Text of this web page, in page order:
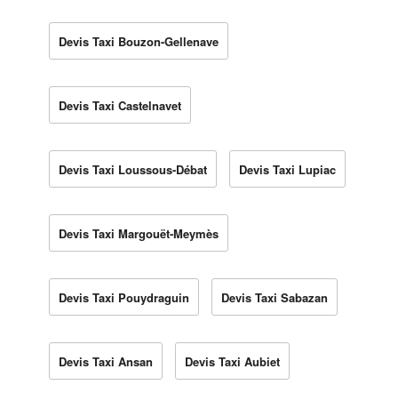
Devis Taxi Bouzon-Gellenave
Devis Taxi Castelnavet
Devis Taxi Loussous-Débat Devis Taxi Lupiac
Devis Taxi Margouët-Meymès
Devis Taxi Pouydraguin Devis Taxi Sabazan
Devis Taxi Ansan Devis Taxi Aubiet